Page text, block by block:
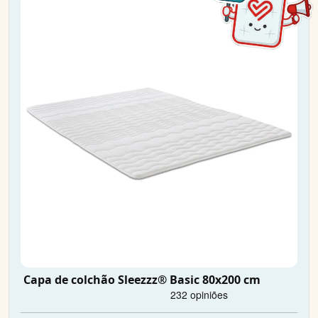
Capa de colchão Sleezzz® Basic 80x200 cm